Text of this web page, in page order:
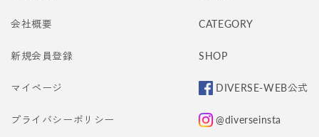
会社概要
新規会員登録
マイページ
プライバシーポリシー
CATEGORY
SHOP
DIVERSE-WEB公式
@diverseinsta